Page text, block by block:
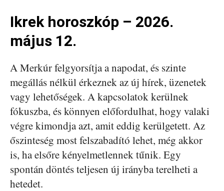
Ikrek horoszkóp – 2026.
május 12.
A Merkúr felgyorsítja a napodat, és szinte
megállás nélkül érkeznek az új hírek, üzenetek
vagy lehetőségek. A kapcsolatok kerülnek
fókuszba, és könnyen előfordulhat, hogy valaki
végre kimondja azt, amit eddig kerülgetett. Az
őszinteség most felszabadító lehet, még akkor
is, ha elsőre kényelmetlennek tűnik. Egy
spontán döntés teljesen új irányba terelheti a
hetedet.